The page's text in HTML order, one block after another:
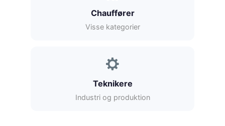
Chauffører
Visse kategorier
Teknikere
Industri og produktion